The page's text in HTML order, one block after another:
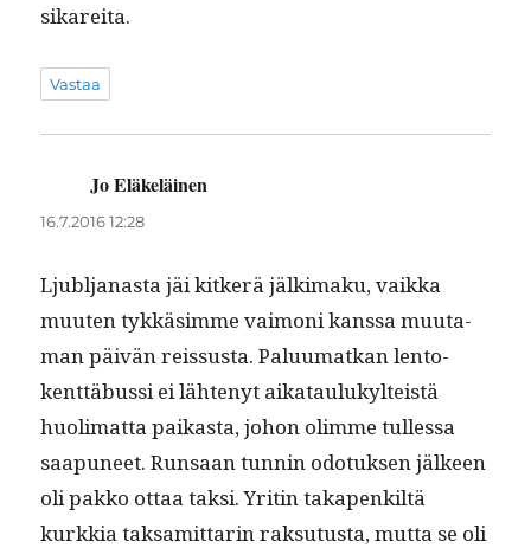
sikareita.
Vastaa
Jo Eläkeläinen
16.7.2016 12:28
Ljubl­janas­ta jäi kitk­erä jälki­maku, vaik­ka
muuten tykkäsimme vai­moni kanssa muu­ta­
man päivän reis­sus­ta. Palu­umatkan lento­
kent­täbus­si ei läht­enyt aikataulukyl­teistä
huoli­mat­ta paikas­ta, johon olimme tul­lessa
saa­puneet. Run­saan tun­nin odotuk­sen jäl­keen
oli pakko ottaa tak­si. Yritin takapenkiltä
kurkkia tak­samit­tarin rak­su­tus­ta, mut­ta se oli